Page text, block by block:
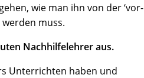
wie man ihn von der ‘vor-
muss.
Nachhilfelehrer aus.
Unterrichten haben und